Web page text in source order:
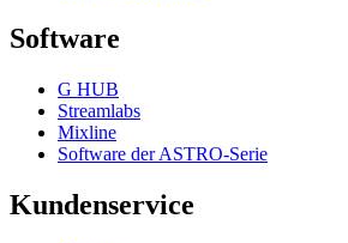
Software
G HUB
Streamlabs
Mixline
Software der ASTRO-Serie
Kundenservice